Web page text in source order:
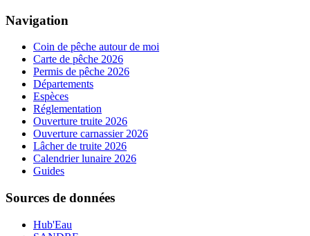
Navigation
Coin de pêche autour de moi
Carte de pêche 2026
Permis de pêche 2026
Départements
Espèces
Réglementation
Ouverture truite 2026
Ouverture carnassier 2026
Lâcher de truite 2026
Calendrier lunaire 2026
Guides
Sources de données
Hub'Eau